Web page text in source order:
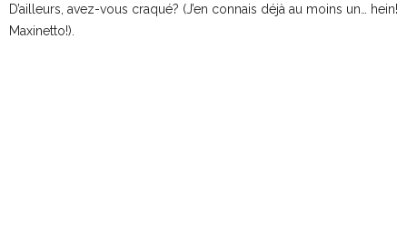
D’ailleurs, avez-vous craqué? (J’en connais déjà au moins un… hein!
Maxinetto!).